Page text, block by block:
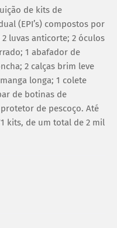
de kits de
(EPI’s) compostos por
luvas anticorte; 2 óculos
1 abafador de
2 calças brim leve
longa; 1 colete
de botinas de
de pescoço. Até
kits, de um total de 2 mil